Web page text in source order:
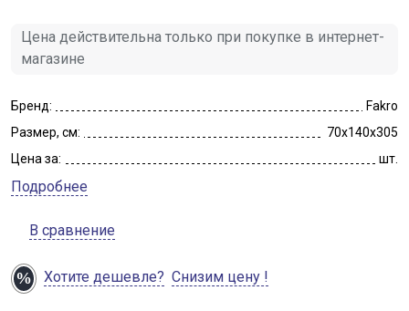
Цена действительна только при покупке в интернет-
магазине
Бренд:
Fakro
Размер, см:
70x140x305
Цена за:
шт.
Подробнее
В сравнение
Хотите дешевле? Снизим цену !